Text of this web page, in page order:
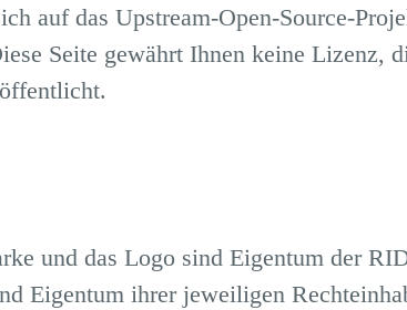
auf das Upstream-Open-Source-
Seite gewährt Ihnen keine Lizenz,
und das Logo sind Eigentum der
Eigentum ihrer jeweiligen